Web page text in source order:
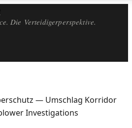
Die Verteidigerperspektive.